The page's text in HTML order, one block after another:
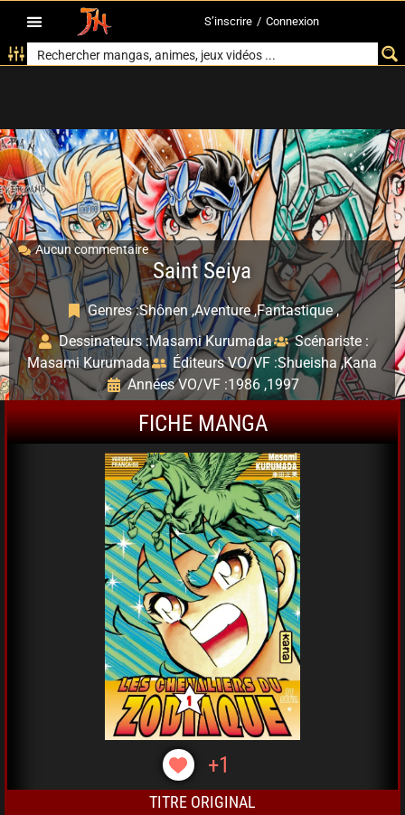
S’inscrire / Connexion
Aucun commentaire
Saint Seiya
Genres :Shônen ,Aventure ,Fantastique ,
Dessinateurs :Masami Kurumada
Scénariste :
Masami Kurumada
Éditeurs VO/VF :Shueisha ,Kana
Années VO/VF :1986 ,1997
FICHE MANGA
+1
TITRE ORIGINAL